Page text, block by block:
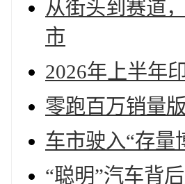
从街头到赛道
市
2026年上半年
零跑百万销量
车市驶入“存量
“聪明”汽车背